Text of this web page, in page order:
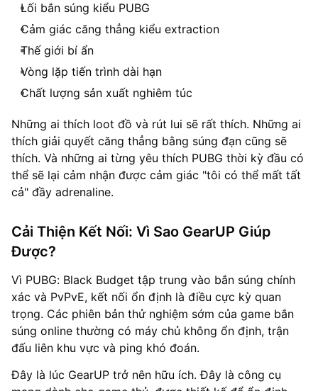
Lối bắn súng kiểu PUBG
Cảm giác căng thẳng kiểu extraction
Thế giới bí ẩn
Vòng lặp tiến trình dài hạn
Chất lượng sản xuất nghiêm túc
Những ai thích loot đồ và rút lui sẽ rất thích. Những ai
thích giải quyết căng thẳng bằng súng đạn cũng sẽ
thích. Và những ai từng yêu thích PUBG thời kỳ đầu có
thể sẽ lại cảm nhận được cảm giác "tôi có thể mất tất
cả" đầy adrenaline.
Cải Thiện Kết Nối: Vì Sao GearUP Giúp
Được?
Vì PUBG: Black Budget tập trung vào bắn súng chính
xác và PvPvE, kết nối ổn định là điều cực kỳ quan
trọng. Các phiên bản thử nghiệm sớm của game bắn
súng online thường có máy chủ không ổn định, trận
đấu liên khu vực và ping khó đoán.
Đây là lúc GearUP trở nên hữu ích. Đây là công cụ